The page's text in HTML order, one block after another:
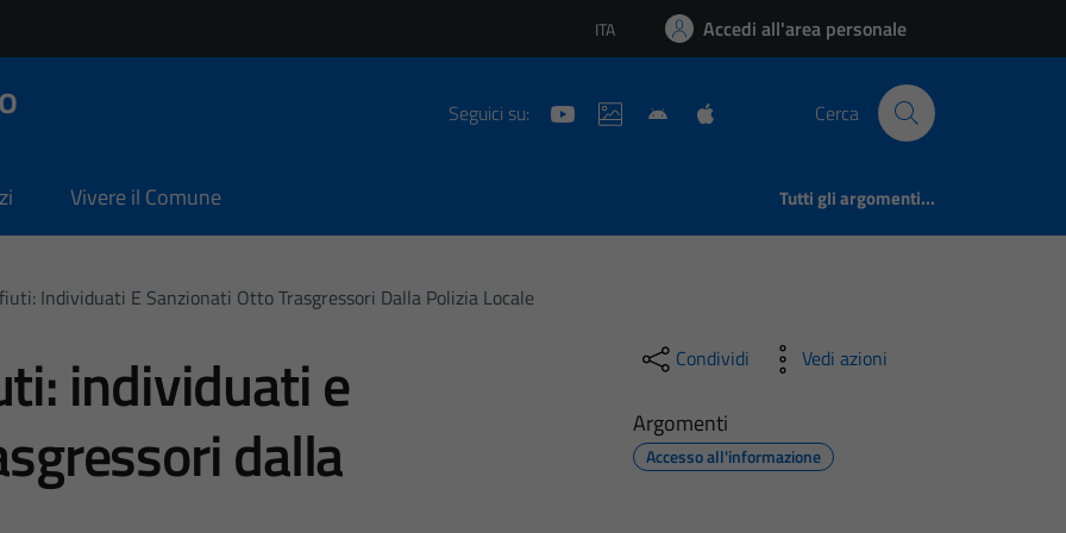
Lingua attiva:
ITA Accedi all'area personale
Seguici su: Cerca
Vivere il Comune Tutti gli argomenti...
Individuati E Sanzionati Otto Trasgressori Dalla Polizia Locale
individuati e
dalla
Condividi Vedi azioni
Argomenti
Accesso all'informazione